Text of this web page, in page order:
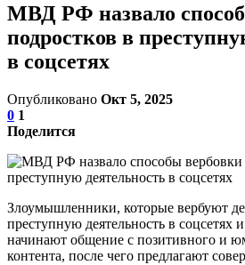
МВД РФ назвало
подростков в
в соцсетях
Опубликовано Окт 5, 2025
0 1
Поделится
Злоумышленники, которые вербуют
преступную деятельность в соцсетях
начинают общение с позитивного и
контента, после чего предлагают